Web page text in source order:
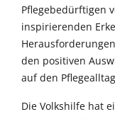
Pflegebedürftigen
inspirierenden
den positiven
auf den
Die Volkshilfe hat